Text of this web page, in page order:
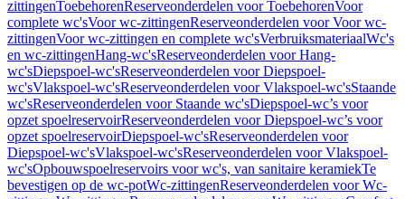
zittingenToebehorenReserveonderdelen voor ToebehorenVoor
complete wc'sVoor wc-zittingenReserveonderdelen voor Voor wc-
zittingenVoor wc-zittingen en complete wc'sVerbruiksmateriaalWc's
en wc-zittingenHang-wc'sReserveonderdelen voor Hang-
wc'sDiepspoel-wc'sReserveonderdelen voor Diepspoel-
wc'sVlakspoel-wc'sReserveonderdelen voor Vlakspoel-wc'sStaande
wc'sReserveonderdelen voor Staande wc'sDiepspoel-wc’s voor
opzet spoelreservoirReserveonderdelen voor Diepspoel-wc’s voor
opzet spoelreservoirDiepspoel-wc'sReserveonderdelen voor
Diepspoel-wc'sVlakspoel-wc'sReserveonderdelen voor Vlakspoel-
wc'sOpbouwspoelreservoirs voor wc's, van sanitaire keramiekTe
bevestigen op de wc-potWc-zittingenReserveonderdelen voor Wc-